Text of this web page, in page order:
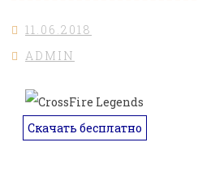
11.06.2018
ADMIN
Скачать бесплатно